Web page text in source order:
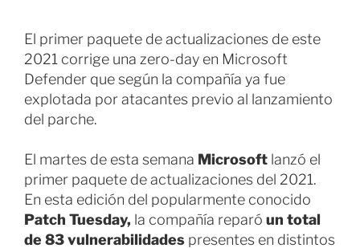
El primer paquete de actualizaciones de este
2021 corrige una zero-day en Microsoft
Defender que según la compañía ya fue
explotada por atacantes previo al lanzamiento
del parche.
El martes de esta semana Microsoft lanzó el
primer paquete de actualizaciones del 2021.
En esta edición del popularmente conocido
Patch Tuesday, la compañía reparó un total
de 83 vulnerabilidades presentes en distintos